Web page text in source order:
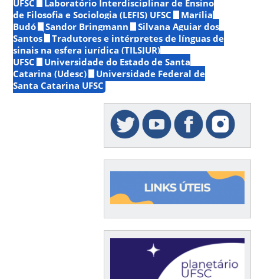
UFSC
Laboratório Interdisciplinar de Ensino
de Filosofia e Sociologia (LEFIS) UFSC
Marília
Budó
Sandor Bringmann
Silvana Aguiar dos
Santos
Tradutores e intérpretes de línguas de
sinais na esfera jurídica (TILSJUR)
UFSC
Universidade do Estado de Santa
Catarina (Udesc)
Universidade Federal de
Santa Catarina UFSC